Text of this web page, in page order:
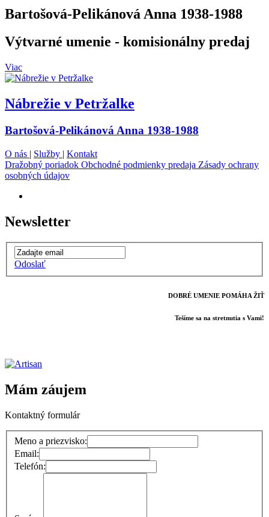
Bartošová-Pelikánová Anna 1938-1988
Výtvarné umenie - komisionálny predaj
Viac
Nábrežie v Petržalke
Bartošová-Pelikánová Anna 1938-1988
O nás | Služby | Kontakt
Dražobný poriadok Obchodné podmienky predaja Zásady ochrany
osobných údajov
Newsletter
Odoslať
DOBRÉ UMENIE POMÁHA ŽIŤ
Tešíme sa na stretnutia s Vami!
Mám záujem
Kontaktný formulár
Meno a priezvisko:
Email:
Telefón: